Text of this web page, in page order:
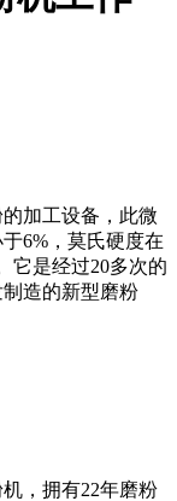
加工设备，此微
6%，莫氏硬度在
它是经过20多次的
造的新型磨粉
，拥有22年磨粉